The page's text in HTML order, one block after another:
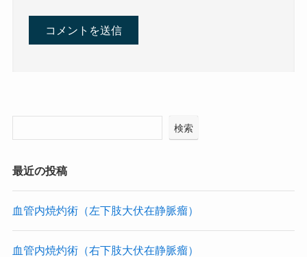
検索
最近の投稿
血管内焼灼術（左下肢大伏在静脈瘤）
血管内焼灼術（右下肢大伏在静脈瘤）